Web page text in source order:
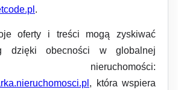
.
oferty i treści mogą zyskiwać
dzięki obecności w globalnej
nieruchomości:
, która wspiera